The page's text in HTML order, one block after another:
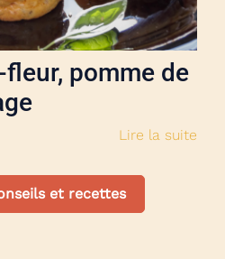
pomme de
Lire la suite
et recettes